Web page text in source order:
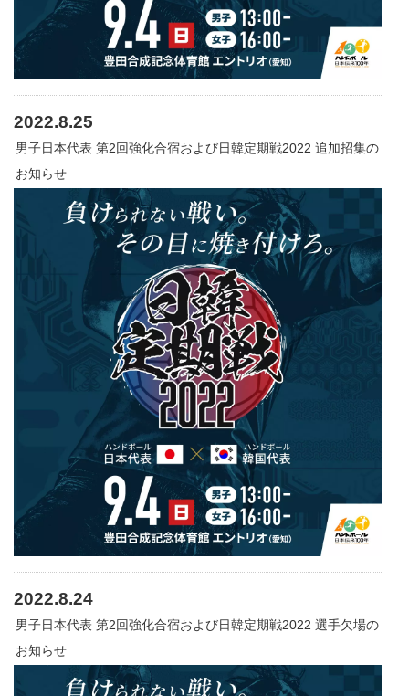
2022.8.25
男子日本代表 第2回強化合宿および日韓定期戦2022 追加招集の
お知らせ
2022.8.24
男子日本代表 第2回強化合宿および日韓定期戦2022 選手欠場の
お知らせ